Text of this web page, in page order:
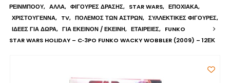
ΡΕΙΝΜΠΟΟΥ, ΆΛΛΑ, ΦΙΓΟΎΡΕΣ ΔΡΆΣΗΣ, STAR WARS, ΕΠΟΧΙΑΚΆ,
ΧΡΙΣΤΟΎΓΕΝΝΑ, TV, ΠΌΛΕΜΟΣ ΤΩΝ ΆΣΤΡΩΝ, ΣΥΛΛΕΚΤΙΚΈΣ ΦΙΓΟΎΡΕΣ,
ΙΔΈΕΣ ΓΙΑ ΔΏΡΑ, ΓΙΑ ΕΚΕΊΝΟΝ / ΕΚΕΊΝΗ, ΕΤΑΙΡΕΊΕΣ, FUNKO
STAR WARS HOLIDAY – C‑3PO FUNKO WACKY WOBBLER (2009) – 12ΕΚ